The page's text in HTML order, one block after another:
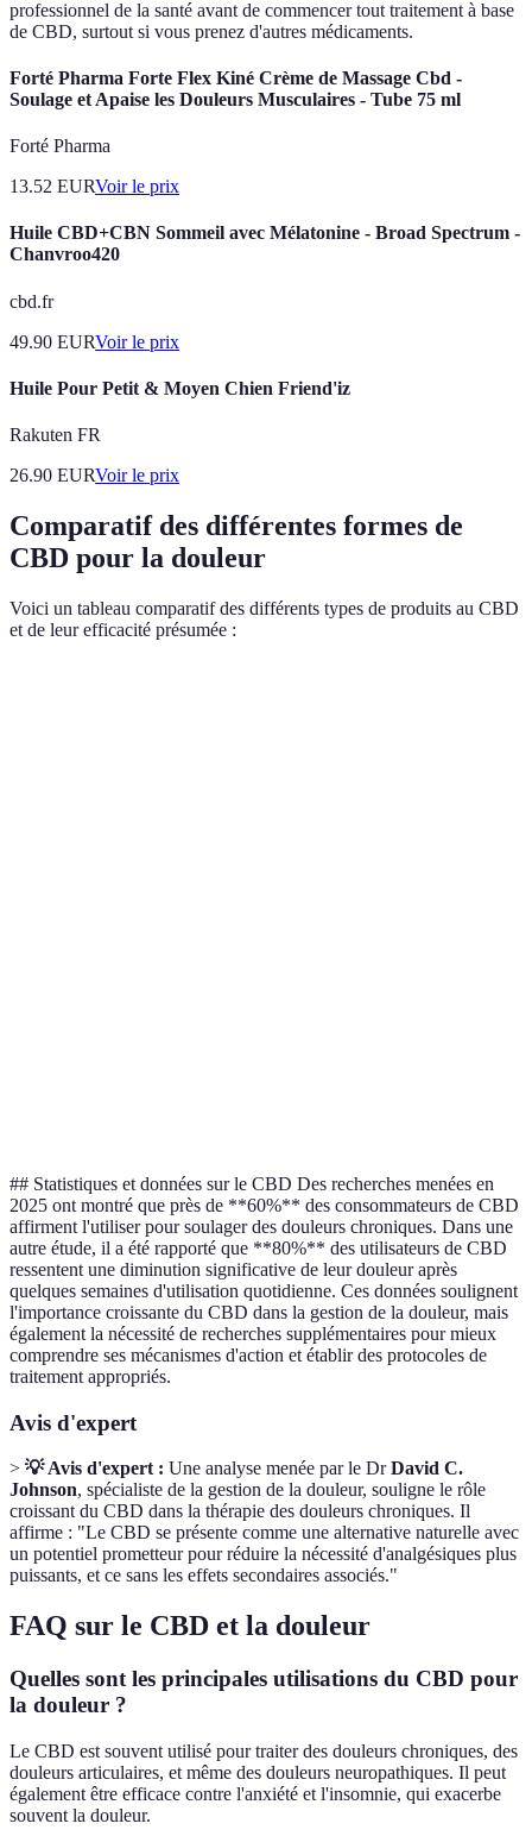
professionnel de la santé avant de commencer tout traitement à base
de CBD, surtout si vous prenez d'autres médicaments.
Forté Pharma Forte Flex Kiné Crème de Massage Cbd -
Soulage et Apaise les Douleurs Musculaires - Tube 75 ml
Forté Pharma
13.52 EURVoir le prix
Huile CBD+CBN Sommeil avec Mélatonine - Broad Spectrum -
Chanvroo420
cbd.fr
49.90 EURVoir le prix
Huile Pour Petit & Moyen Chien Friend'iz
Rakuten FR
26.90 EURVoir le prix
Comparatif des différentes formes de
CBD pour la douleur
Voici un tableau comparatif des différents types de produits au CBD
et de leur efficacité présumée :
## Statistiques et données sur le CBD Des recherches menées en
2025 ont montré que près de **60%** des consommateurs de CBD
affirment l'utiliser pour soulager des douleurs chroniques. Dans une
autre étude, il a été rapporté que **80%** des utilisateurs de CBD
ressentent une diminution significative de leur douleur après
quelques semaines d'utilisation quotidienne. Ces données soulignent
l'importance croissante du CBD dans la gestion de la douleur, mais
également la nécessité de recherches supplémentaires pour mieux
comprendre ses mécanismes d'action et établir des protocoles de
traitement appropriés.
Avis d'expert
> 💡 Avis d'expert : Une analyse menée par le DrDavid C.
Johnson, spécialiste de la gestion de la douleur, souligne le rôle
croissant du CBD dans la thérapie des douleurs chroniques. Il
affirme : "Le CBD se présente comme une alternative naturelle avec
un potentiel prometteur pour réduire la nécessité d'analgésiques plus
puissants, et ce sans les effets secondaires associés."
FAQ sur le CBD et la douleur
Quelles sont les principales utilisations du CBD pour
la douleur ?
Le CBD est souvent utilisé pour traiter des douleurs chroniques, des
douleurs articulaires, et même des douleurs neuropathiques. Il peut
également être efficace contre l'anxiété et l'insomnie, qui exacerbe
souvent la douleur.